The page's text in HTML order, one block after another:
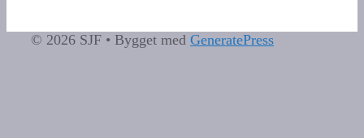
© 2026 SJF • Bygget med GeneratePress